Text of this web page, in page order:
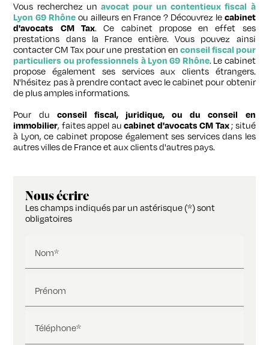
Vous recherchez un avocat pour un contentieux fiscal à
Lyon 69 Rhône ou ailleurs en France ? Découvrez le cabinet
d'avocats CM Tax. Ce cabinet propose en effet ses
prestations dans la France entière. Vous pouvez ainsi
contacter CM Tax pour une prestation en conseil fiscal pour
particuliers ou professionnels à Lyon 69 Rhône. Le cabinet
propose également ses services aux clients étrangers.
N'hésitez pas à prendre contact avec le cabinet pour obtenir
de plus amples informations.
Pour du conseil fiscal, juridique, ou du conseil en
immobilier, faites appel aucabinet d'avocats CM Tax; situé
à Lyon, ce cabinet propose également ses services dans les
autres villes de France et aux clients d'autres pays.
Nous écrire
Les champs indiqués par un astérisque (*) sont
obligatoires
Nom*
Prénom
Téléphone*